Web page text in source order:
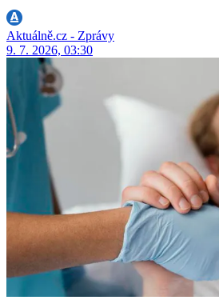
Aktuálně.cz - Zprávy
9. 7. 2026, 03:30